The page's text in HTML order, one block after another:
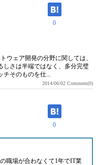
0
ウェア開発の分野に関しては、
しさは半端ではなく、多分完璧
チそのものを仕...
2014/06/02 Comment(0)
0
職場が合わなくて1年でIT業